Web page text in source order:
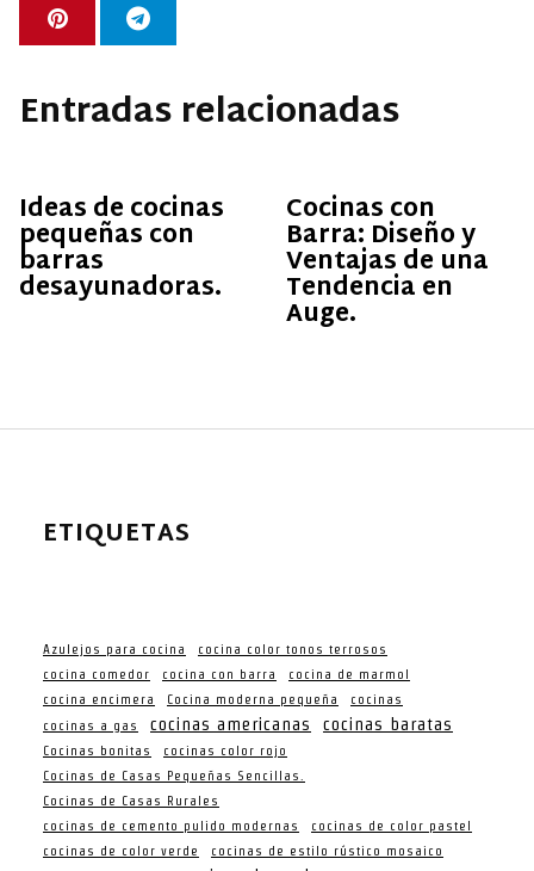
Entradas relacionadas
Ideas de cocinas
pequeñas con
barras
desayunadoras.
Cocinas con
Barra: Diseño y
Ventajas de una
Tendencia en
Auge.
ETIQUETAS
Azulejos para cocina
cocina color tonos terrosos
cocina comedor
cocina con barra
cocina de marmol
cocina encimera
Cocina moderna pequeña
cocinas
cocinas a gas
cocinas americanas cocinas baratas
Cocinas bonitas
cocinas color rojo
Cocinas de Casas Pequeñas Sencillas.
Cocinas de Casas Rurales
cocinas de cemento pulido modernas
cocinas de color pastel
cocinas de color verde
cocinas de estilo rústico mosaico